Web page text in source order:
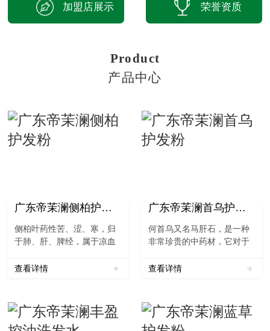
加盟店展示 荣誉资质
Product
产品中心
广东帝茉澜侧柏护发粉
侧柏叶药性苦、涩、寒，归
于肺、肝、脾经，属于凉血
子，它含有多种药用功效，
作用，平时可以用于人类秃
顶和脱发等多种...
查看详情
广东帝茉澜首乌护发粉
何首乌又名马肝石，是一种
非常珍贵的中药材，它对于
不但能够强身健体，还能够
国药典》一部对制首乌的表
述：“[功能与主治] 补肝...
查看详情